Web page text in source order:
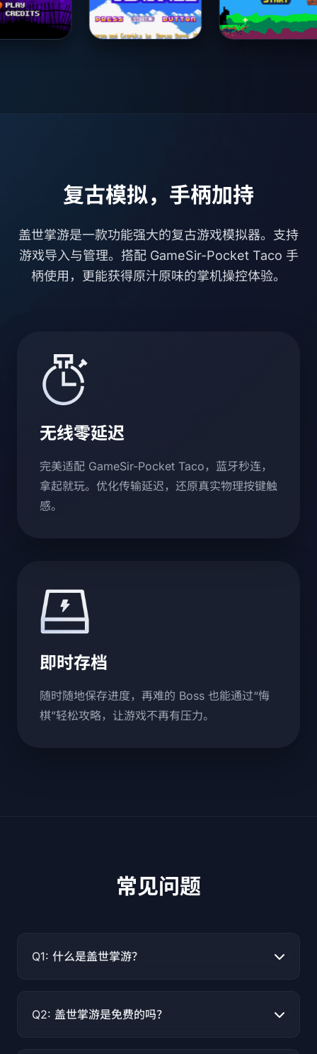
复古模拟，手柄加持
盖世掌游是一款功能强大的复古游戏模拟器。支持
游戏导入与管理。搭配 GameSir-Pocket Taco 手
柄使用，更能获得原汁原味的掌机操控体验。
无线零延迟
完美适配 GameSir-Pocket Taco，蓝牙秒连，
拿起就玩。优化传输延迟，还原真实物理按键触
感。
即时存档
随时随地保存进度，再难的 Boss 也能通过“悔
棋”轻松攻略，让游戏不再有压力。
常见问题
Q1: 什么是盖世掌游？
Q2: 盖世掌游是免费的吗？